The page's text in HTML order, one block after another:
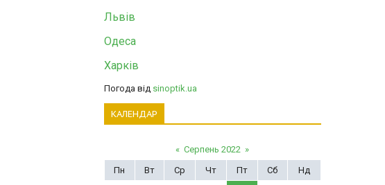
Львів
Одеса
Харків
Погода від sinoptik.ua
КАЛЕНДАР
« Серпень 2022 »
Пн
Вт Ср Чт Пт Сб Нд